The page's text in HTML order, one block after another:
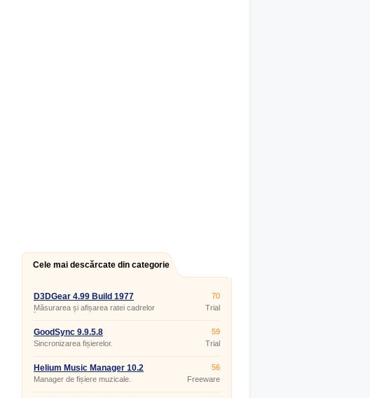
Cele mai descărcate din categorie
D3DGear 4.99 Build 1977
Măsurarea și afișarea ratei cadrelor
în aplicațiile DirectX și OpenGL.
70
Trial
GoodSync 9.9.5.8
Sincronizarea fișierelor.
59
Trial
Helium Music Manager 10.2
Manager de fișiere muzicale.
56
Freeware